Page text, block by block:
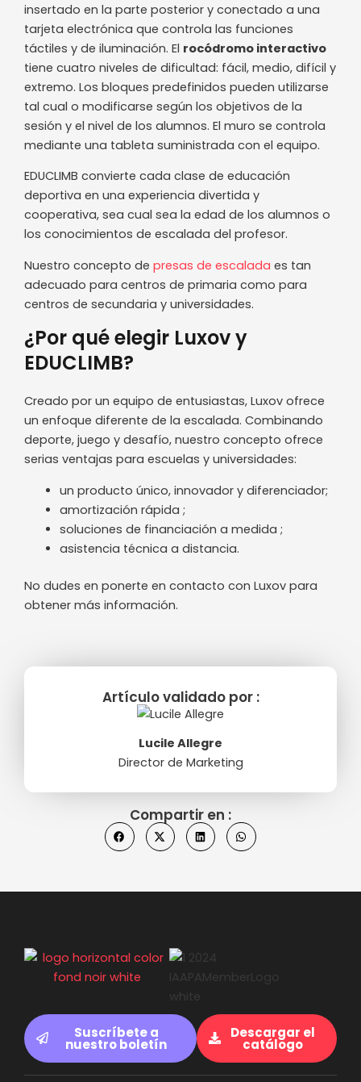
Artículo validado por :
Lucile Allegre
Director de Marketing
Compartir en :
insertado en la parte posterior y conectado a una
tarjeta electrónica que controla las funciones
táctiles y de iluminación. El rocódromo interactivo
tiene cuatro niveles de dificultad: fácil, medio, difícil y
extremo. Los bloques predefinidos pueden utilizarse
tal cual o modificarse según los objetivos de la
sesión y el nivel de los alumnos. El muro se controla
mediante una tableta suministrada con el equipo.
EDUCLIMB convierte cada clase de educación
deportiva en una experiencia divertida y
cooperativa, sea cual sea la edad de los alumnos o
los conocimientos de escalada del profesor.
Nuestro concepto de presas de escalada es tan
adecuado para centros de primaria como para
centros de secundaria y universidades.
¿Por qué elegir Luxov y
EDUCLIMB?
Creado por un equipo de entusiastas, Luxov ofrece
un enfoque diferente de la escalada. Combinando
deporte, juego y desafío, nuestro concepto ofrece
serias ventajas para escuelas y universidades:
un producto único, innovador y diferenciador;
amortización rápida ;
soluciones de financiación a medida ;
asistencia técnica a distancia.
No dudes en ponerte en contacto con Luxov para
obtener más información.
Suscríbete a
nuestro boletín
Descargar el
catálogo